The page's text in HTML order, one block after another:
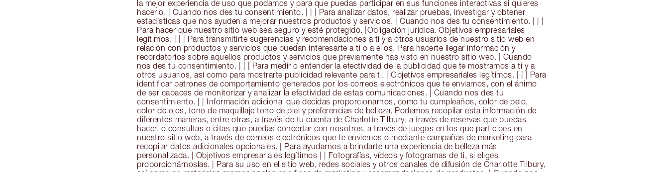
la mejor experiencia de uso que podamos y para que puedas participar en sus funciones interactivas si quieres
hacerlo. | Cuando nos des tu consentimiento. | | | Para analizar datos, realizar pruebas, investigar y obtener
estadísticas que nos ayuden a mejorar nuestros productos y servicios. | Cuando nos des tu consentimiento. | | |
Para hacer que nuestro sitio web sea seguro y esté protegido. |Obligación jurídica. Objetivos empresariales
legítimos. | | | Para transmitirte sugerencias y recomendaciones a ti y a otros usuarios de nuestro sitio web en
relación con productos y servicios que puedan interesarte a ti o a ellos. Para hacerte llegar información y
recordatorios sobre aquellos productos y servicios que previamente has visto en nuestro sitio web. | Cuando
nos des tu consentimiento. | | | Para medir o entender la efectividad de la publicidad que te mostramos a ti y a
otros usuarios, así como para mostrarte publicidad relevante para ti. | Objetivos empresariales legítimos. | | | Para
identificar patrones de comportamiento generados por los correos electrónicos que te enviamos, con el ánimo
de ser capaces de monitorizar y analizar la efectividad de estas comunicaciones. | Cuando nos des tu
consentimiento. | | Información adicional que decidas proporcionarnos, como tu cumpleaños, color de pelo,
color de ojos, tono de maquillaje tono de piel y preferencias de belleza. Podemos recopilar esta información de
diferentes maneras, entre otras, a través de tu cuenta de Charlotte Tilbury, a través de reservas que puedas
hacer, o consultas o citas que puedas concertar con nosotros, a través de juegos en los que participes en
nuestro sitio web, a través de correos electrónicos que te enviemos o mediante campañas de marketing para
recopilar datos adicionales opcionales. | Para ayudarnos a brindarte una experiencia de belleza más
personalizada. | Objetivos empresariales legítimos | | Fotografías, vídeos y fotogramas de ti, si eliges
proporcionárnoslas. | Para su uso en el sitio web, redes sociales y otros canales de difusión de Charlotte Tilbury,